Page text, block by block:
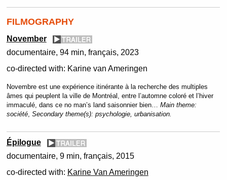
FILMOGRAPHY
November
documentaire 94 min français 2023
co-directed with: Karine van Ameringen
Novembre est une expérience itinérante à la recherche des multiples
âmes qui peuplent la ville de Montréal, entre l’automne coloré et l’hiver
immaculé, dans ce no man’s land saisonnier bien… Main theme:
société, Secondary theme(s): psychologie, urbanisation.
Épilogue
documentaire 9 min français 2015
co-directed with: Karine Van Ameringen